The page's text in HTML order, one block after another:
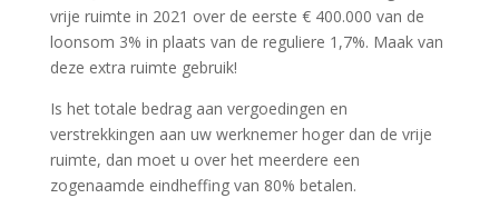
vrije ruimte in 2021 over de eerste € 400.000 van de
loonsom 3% in plaats van de reguliere 1,7%. Maak van
deze extra ruimte gebruik!
Is het totale bedrag aan vergoedingen en
verstrekkingen aan uw werknemer hoger dan de vrije
ruimte, dan moet u over het meerdere een
zogenaamde eindheffing van 80% betalen.